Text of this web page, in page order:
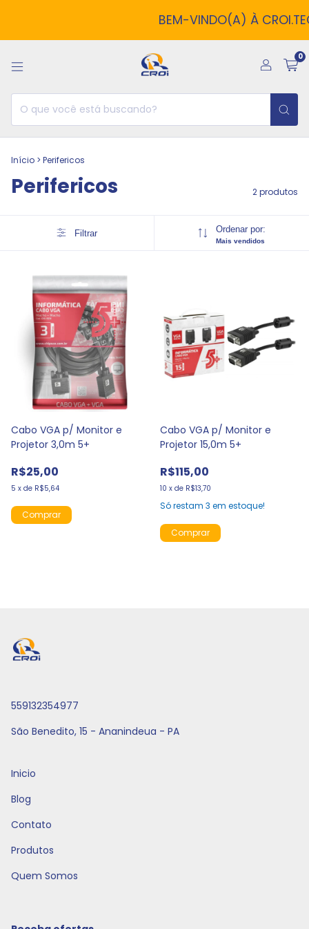
BEM-VINDO(A) À
0
Início > Perifericos
Perifericos 2 produtos
Filtrar Ordenar por:
Mais vendidos
Cabo VGA p/ Monitor e
Projetor 3,0m 5+
R$25,00
5 x de R$5,64
Cabo VGA p/ Monitor e
Projetor 15,0m 5+
R$115,00
10 x de R$13,70
Só restam 3 em estoque!
559132354977
São Benedito, 15 - Ananindeua - PA
Inicio
Blog
Contato
Produtos
Quem Somos